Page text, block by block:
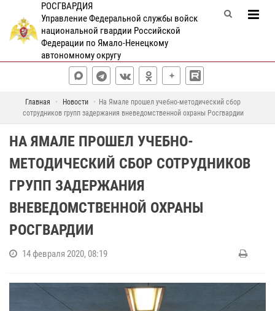
РОСГВАРДИЯ
Управление Федеральной службы войск
национальной гвардии Российской
Федерации по Ямало-Ненецкому
автономному округу
Главная Новости
На Ямале прошел учебно-методический сбор
сотрудников групп задержания вневедомственной охраны Росгвардии
НА ЯМАЛЕ ПРОШЕЛ УЧЕБНО-
МЕТОДИЧЕСКИЙ СБОР СОТРУДНИКОВ
ГРУПП ЗАДЕРЖАНИЯ
ВНЕВЕДОМСТВЕННОЙ ОХРАНЫ
РОСГВАРДИИ
14 февраля 2020, 08:19